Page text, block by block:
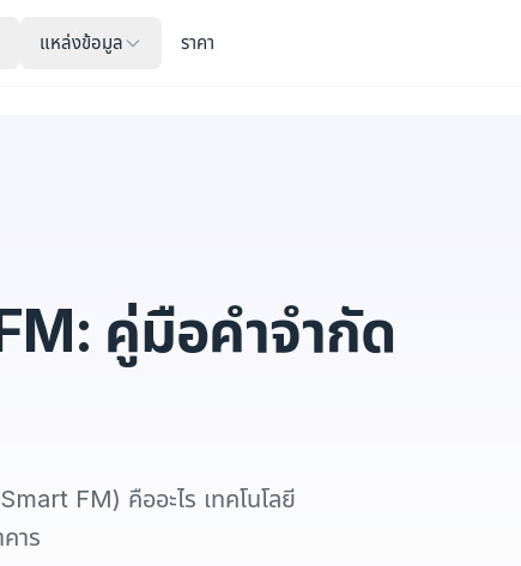
แหล่งข้อมูล ราคา
คู่มือคำจำกัด
FM) คืออะไร เทคโนโลยี
าร